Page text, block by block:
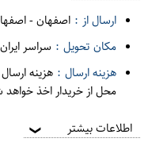
ارسال از : اصفهان-
مکان تحویل : سراسر
هزینه ارسال : هزینه
محل از خریدار اخذ
اطلاعات بیشتر ❯